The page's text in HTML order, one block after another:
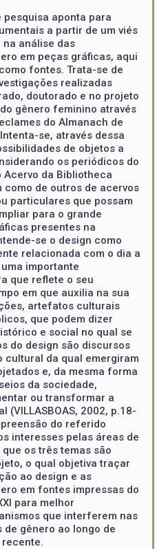
aponta para
a partir de um viés
análise das
em peças gráficas, aqui
fontes. Trata-se de
realizadas
doutorado e no projeto
gênero feminino através
do Almanach de
se, através dessa
de objetos a
os periódicos do
Acervo da Bibliotheca
como de outros de acervos
particulares que possam
para o grande
presentes na
se o design como
relacionada com o dia a
importante
que reflete o seu
em que auxilia na sua
artefatos culturais
que podem dizer
e social no qual se
do design são discursos
cultural da qual emergiram
e, da mesma forma
da sociedade,
ou transformar a
(VILLASBOAS, 2002, p.18-
do referido
interesses pelas áreas de
os três temas são
o qual objetiva traçar
ao design e as
em fontes impressas do
para melhor
que interferem nas
gênero ao longo de